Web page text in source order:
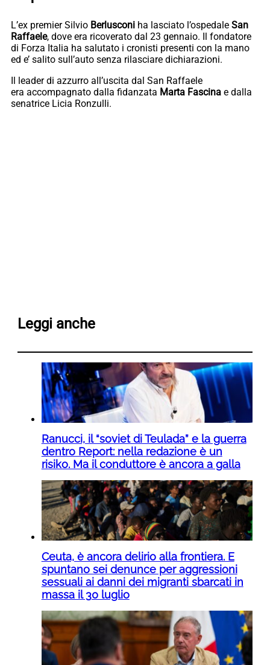
L’ex premier Silvio Berlusconi ha lasciato l’ospedale San
Raffaele, dove era ricoverato dal 23 gennaio. Il fondatore
di Forza Italia ha salutato i cronisti presenti con la mano
ed e’ salito sull’auto senza rilasciare dichiarazioni.
Il leader di azzurro all’uscita dal San Raffaele
era accompagnato dalla fidanzata Marta Fascina e dalla
senatrice Licia Ronzulli.
Leggi anche
Ranucci, il “soviet di Teulada” e la guerra
dentro Report: nella redazione è un
risiko. Ma il conduttore è ancora a galla
Ceuta, è ancora delirio alla frontiera. E
spuntano sei denunce per aggressioni
sessuali ai danni dei migranti sbarcati in
massa il 30 luglio